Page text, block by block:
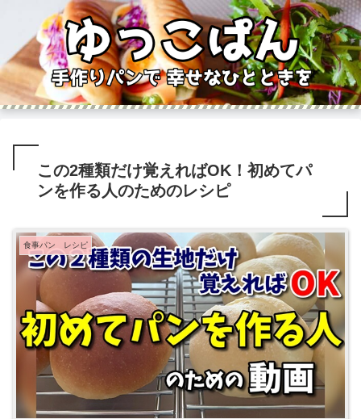
この2種類だけ覚えればOK！初めてパ
ンを作る人のためのレシピ
食事パン レシピ